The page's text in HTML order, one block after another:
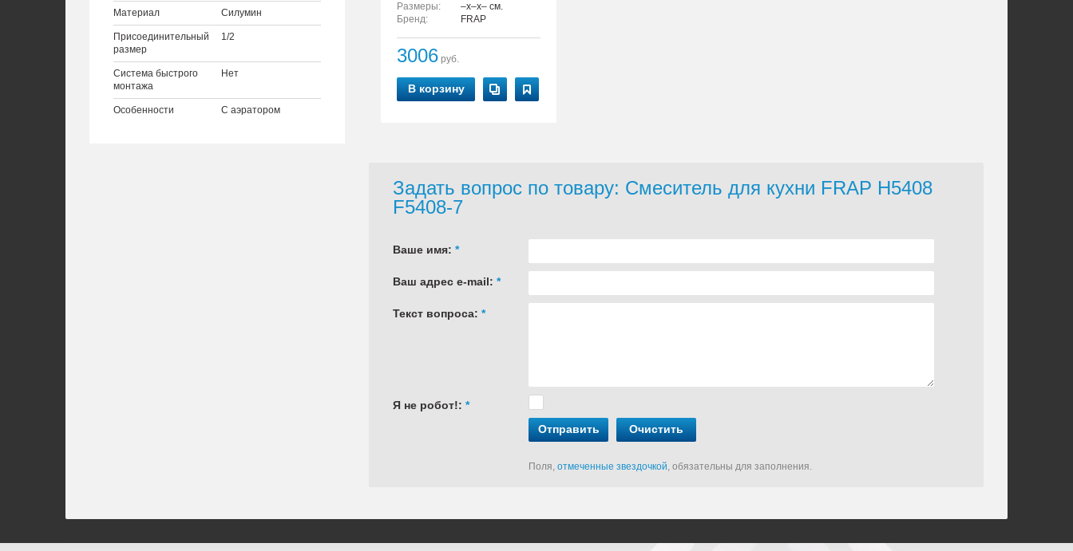
Материал Силумин
Присоединительный
размер
1/2
Система быстрого
монтажа
Нет
Особенности С аэратором
Размеры:
–x–x– см.
Бренд:
FRAP
3006 руб.
В корзину
Задать вопрос по товару: Смеситель для кухни FRAP H5408
F5408-7
Ваше имя: *
Ваш адрес e-mail: *
Текст вопроса: *
Я не робот!: *
Отправить
Очистить
Поля, отмеченные звездочкой, обязательны для заполнения.